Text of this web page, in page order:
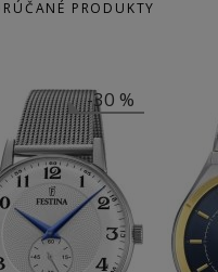
PRODUKTY
-30 %